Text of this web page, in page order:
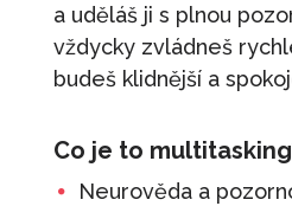
a uděláš ji s plnou
vždycky zvládneš
budeš klidnější a
Co je to
Neurověda a